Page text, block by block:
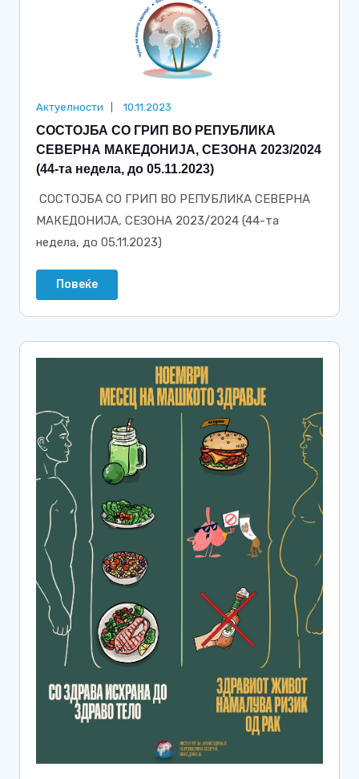
Актуелности 10.11.2023
СОСТОЈБА СО ГРИП ВО РЕПУБЛИКА
СЕВЕРНА МАКЕДОНИЈА, СЕЗОНА 2023/2024
(44-та недела, до 05.11.2023)
СОСТОЈБА СО ГРИП ВО РЕПУБЛИКА СЕВЕРНА
МАКЕДОНИЈА, СЕЗОНА 2023/2024 (44-та
недела, до 05.11.2023)
Повеќе